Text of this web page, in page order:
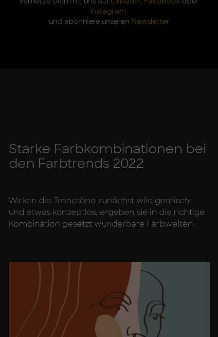
Instagram
und abonniere unseren Newsletter
Star­ke Farb­kom­bi­na­tio­nen bei
den Farb­trends 2022
Wirken die Trendtöne zunächst wild gemischt
und etwas konzeptlos, ergeben sie in die richtige
Kombination gesetzt wunderbare Farbwelten.